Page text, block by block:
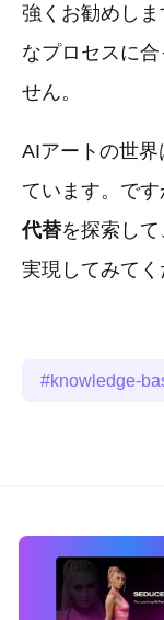
強くお勧めし
なプロセスに
せん。
AIアートの世
ています。で
代替を探索し
実現してみてく
knowledge-